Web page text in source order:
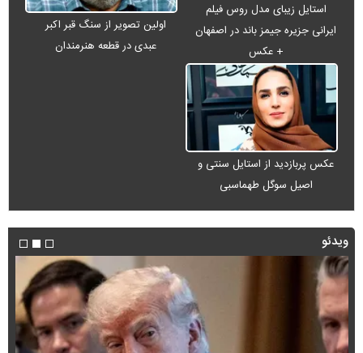
استایل زیبای مدل روس فیلم
ایرانی جزیره جیمز باند در اصفهان
+ عکس
اولین تصویر از سنگ قبر اکبر
عبدی در قطعه هنرمندان
عکس پربازدید از استایل سنتی و
اصیل سوگل طهماسبی
ویدئو